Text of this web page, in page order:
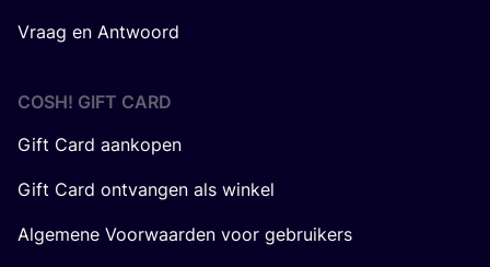
Vraag en Antwoord
COSH! GIFT CARD
Gift Card aankopen
Gift Card ontvangen als winkel
Algemene Voorwaarden voor gebruikers